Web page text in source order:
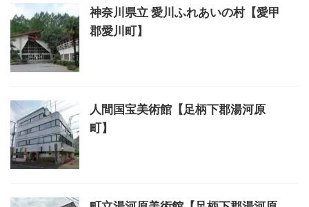
神奈川県立 愛川ふれあいの村【愛甲
郡愛川町】
人間国宝美術館【足柄下郡湯河原
町】